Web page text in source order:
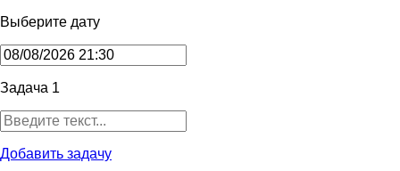
Выберите дату
Задача 1
Добавить задачу